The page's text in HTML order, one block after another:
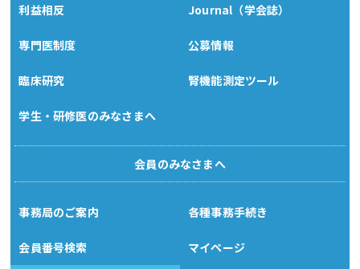
利益相反 Journal（学会誌）
専門医制度 公募情報
臨床研究 腎機能測定ツール
学生・研修医のみなさまへ
会員のみなさまへ
事務局のご案内 各種事務手続き
会員番号検索 マイページ